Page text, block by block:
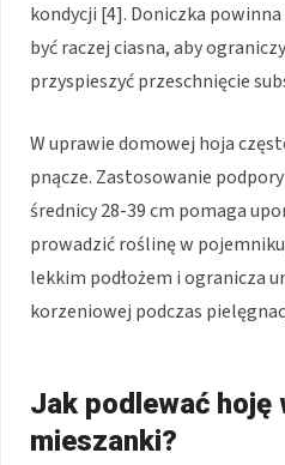
kondycji [4]. Doniczka
być raczej ciasna, aby
przyspieszyć przeschnięcie
W uprawie domowej hoja
pnącze. Zastosowanie
średnicy 28-39 cm pomaga
prowadzić roślinę w
lekkim podłożem i ogranicza
korzeniowej podczas
Jak podlewać hoję
mieszanki?